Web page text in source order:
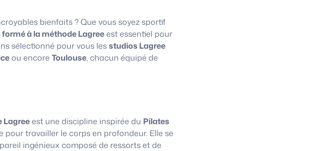
bienfaits ? Que vous soyez sportif
à la méthode Lagreeest essentiel pour
sélectionné pour vous lesstudios Lagree
ou encore Toulouse, chacun équipé de
Lagreeest une discipline inspirée du Pilates
travailler le corps en profondeur. Elle se
ingénieux composé de ressorts et de